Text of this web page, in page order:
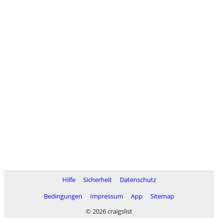
Hilfe Sicherheit
Datenschutz
Bedingungen
Impressum App
Sitemap
© 2026 craigslist